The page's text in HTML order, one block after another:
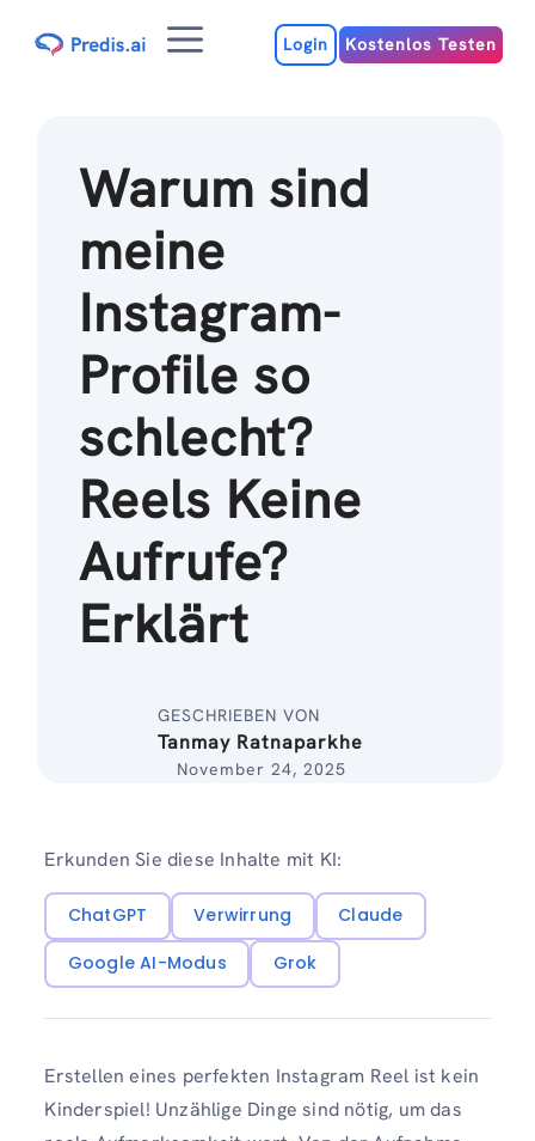
Inhalt
MenuLogin Kostenlos Testen
Warum sind
meine
Instagram-
Profile so
schlecht?
Reels Keine
Aufrufe?
Erklärt
GESCHRIEBEN VON
Tanmay Ratnaparkhe
November 24, 2025
Erkunden Sie diese Inhalte mit KI:
ChatGPT Verwirrung
Claude
Google AI-Modus
Grok
Erstellen eines perfekten Instagram Reel ist kein
Kinderspiel! Unzählige Dinge sind nötig, um das